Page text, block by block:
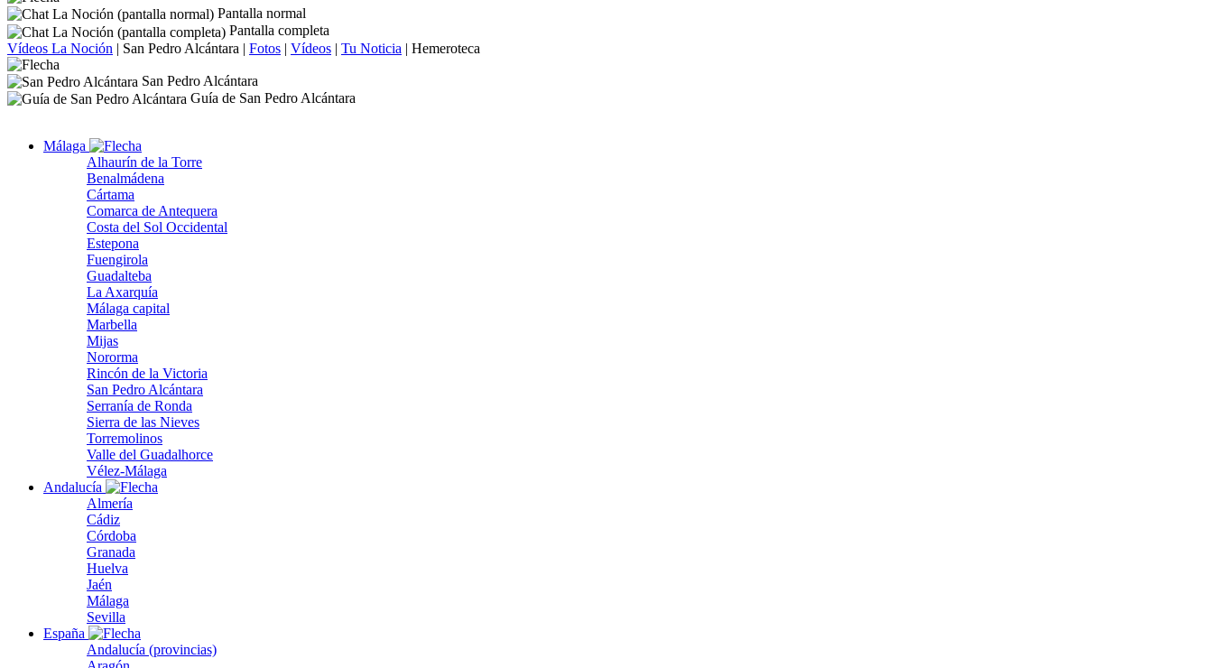
Pantalla normal
Pantalla completa
Vídeos La Noción | San Pedro Alcántara | Fotos | Vídeos | Tu Noticia | Hemeroteca
San Pedro Alcántara
Guía de San Pedro Alcántara
Málaga
Alhaurín de la Torre
Benalmádena
Cártama
Comarca de Antequera
Costa del Sol Occidental
Estepona
Fuengirola
Guadalteba
La Axarquía
Málaga capital
Marbella
Mijas
Nororma
Rincón de la Victoria
San Pedro Alcántara
Serranía de Ronda
Sierra de las Nieves
Torremolinos
Valle del Guadalhorce
Vélez-Málaga
Andalucía
Almería
Cádiz
Córdoba
Granada
Huelva
Jaén
Málaga
Sevilla
España
Andalucía (provincias)